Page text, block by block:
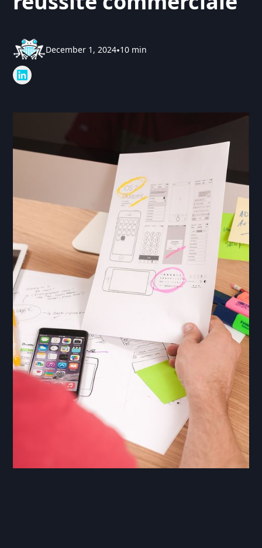
December 1, 2024•10 min